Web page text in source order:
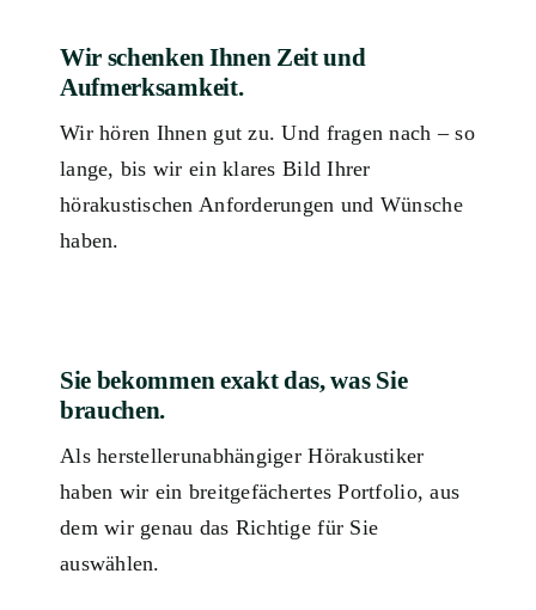
Wir schenken Ihnen Zeit und
Aufmerksamkeit.
Wir hören Ihnen gut zu. Und fragen nach – so
lange, bis wir ein klares Bild Ihrer
hörakustischen Anforderungen und Wünsche
haben.
Sie bekommen exakt das, was Sie
brauchen.
Als herstellerunabhängiger Hörakustiker
haben wir ein breitgefächertes Portfolio, aus
dem wir genau das Richtige für Sie
auswählen.